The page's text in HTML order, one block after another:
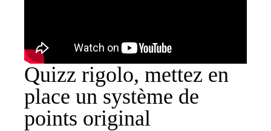
Quizz rigolo, mettez en
place un système de
points original